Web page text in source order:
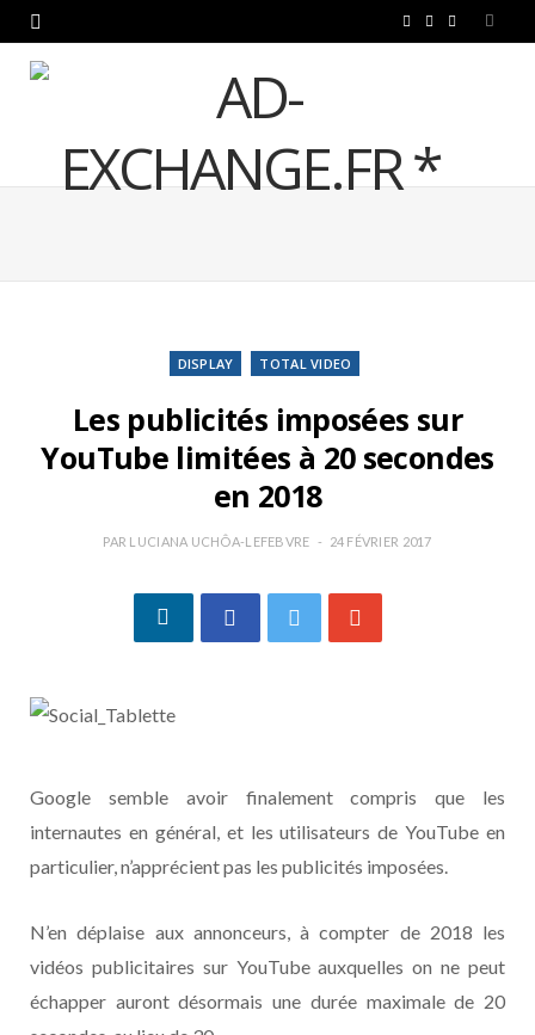
o r I
DISPLAY TOTAL VIDEO
Les publicités imposées sur
YouTube limitées à 20 secondes
en 2018
PAR LUCIANA UCHÔA-LEFEBVRE 24 FÉVRIER 2017
Google semble avoir finalement compris que les
internautes en général, et les utilisateurs de YouTube en
particulier, n’apprécient pas les publicités imposées.
N’en déplaise aux annonceurs, à compter de 2018 les
vidéos publicitaires sur YouTube auxquelles on ne peut
échapper auront désormais une durée maximale de 20